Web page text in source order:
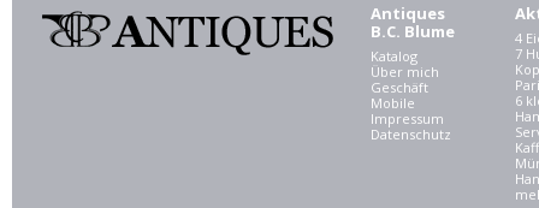
Antiques
B.C. Blume
Katalog
Über mich
Geschäft
Mobile
Impressum
Datenschutz
4
7
6